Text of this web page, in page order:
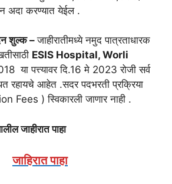
अदा करण्यात येईल .
शुल्क –जाहीरातीमध्ये नमुद पात्रताधारक
ESIS Hospital, Worli
या पत्त्यावर दि.16 मे 2023 रोजी सर्व
रहायचे आहेत .सदर पदभरती प्रक्रिया
Fees ) स्विकारली जाणार नाही .
जाहीरात पाहा
जाहिरात पाहा